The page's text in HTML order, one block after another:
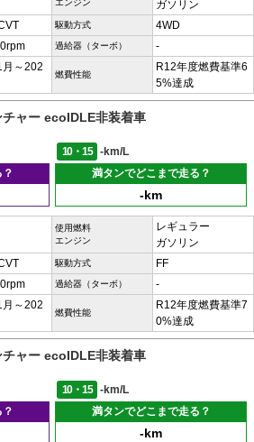
エンジン
ガソリン
駆動方式 4WD
過給器（ターボ） -
～202
燃費性能
R12年度燃費基準6
5%達成
ャー ecoIDLE非装着車
10・15
-km/L
満タンでどこまで走る？
-km
使用燃料
エンジン
レギュラー
ガソリン
駆動方式 FF
過給器（ターボ） -
～202
燃費性能
R12年度燃費基準7
0%達成
ャー ecoIDLE非装着車
10・15
-km/L
満タンでどこまで走る？
-km